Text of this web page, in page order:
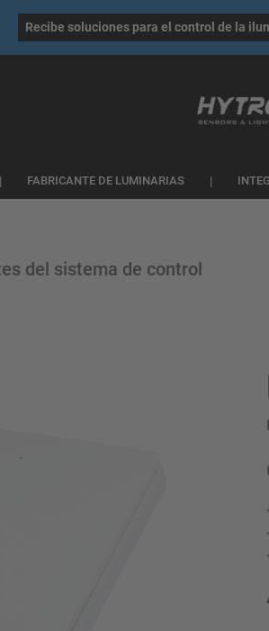
Recibe soluciones para el control de la
FABRICANTE DE LUMINARIAS
del sistema de control